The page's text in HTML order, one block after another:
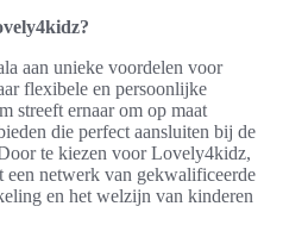
aan unieke voordelen voor
flexibele en persoonlijke
streeft ernaar om op maat
die perfect aansluiten bij de
te kiezen voor Lovely4kidz,
een netwerk van gekwalificeerde
en het welzijn van kinderen